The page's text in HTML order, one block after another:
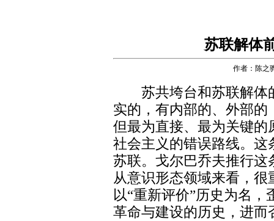
苏联解体
作者：陈之
苏共垮台和苏联解体
实的，有内部的、外部
但最为直接、最为关键
社会主义的错误路线。
苏联。戈尔巴乔夫推行
从意识形态领域来看，
以“重新评价”历史为名
革命与建设的历史，进